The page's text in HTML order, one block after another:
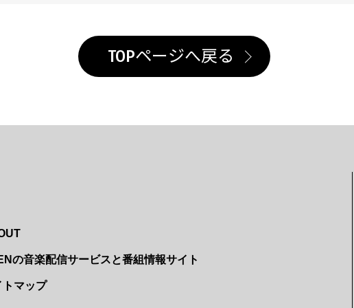
TOPページへ戻る
の音楽配信サービスと番組情報サイト
トマップ